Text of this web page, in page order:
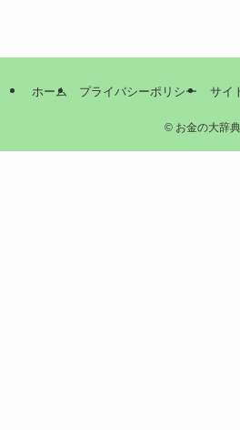
ホーム プライバシーポリシー サイ
©お金の大辞典.